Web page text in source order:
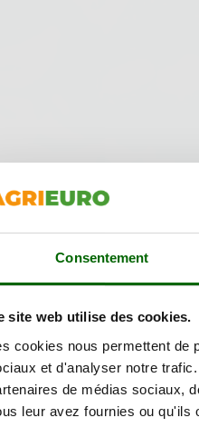
Consentement
site web utilise des cookies.
cookies nous permettent de
et d'analyser notre
de médias sociaux,
leur avez fournies ou qu'ils